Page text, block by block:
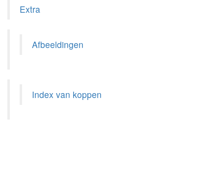
Extra
Afbeeldingen
Index van koppen